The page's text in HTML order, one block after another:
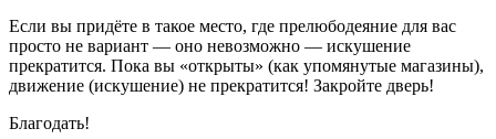
Если вы придёте в такое место, где прелюбодеяние для вас
просто не вариант — оно невозможно — искушение
прекратится. Пока вы «открыты» (как упомянутые магазины),
движение (искушение) не прекратится! Закройте дверь!
Благодать!